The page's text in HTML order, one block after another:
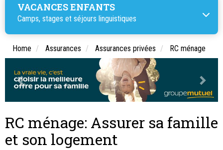
VACANCES ENFANTS
Camps, stages et séjours linguistiques
Home Assurances Assurances privées RC ménage
RC ménage: Assurer sa famille
et son logement